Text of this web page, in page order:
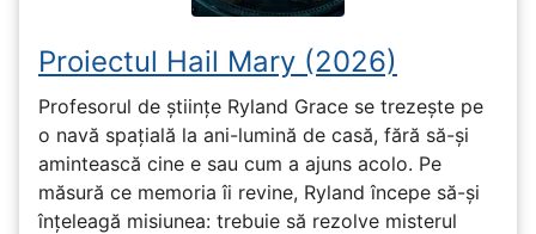
Proiectul Hail Mary (2026)
Profesorul de științe Ryland Grace se trezește pe
o navă spațială la ani-lumină de casă, fără să-și
amintească cine e sau cum a ajuns acolo. Pe
măsură ce memoria îi revine, Ryland începe să-și
înțeleagă misiunea: trebuie să rezolve misterul